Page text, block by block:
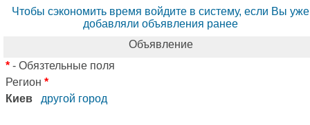
Чтобы сэкономить время войдите в систему, если Вы уже
добавляли объявления ранее
Объявление
* - Обязтельные поля
Регион *
Киев
другой город